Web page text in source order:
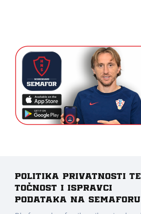
Politika privatnosti te
točnost i ispravci
podataka na Semaforu